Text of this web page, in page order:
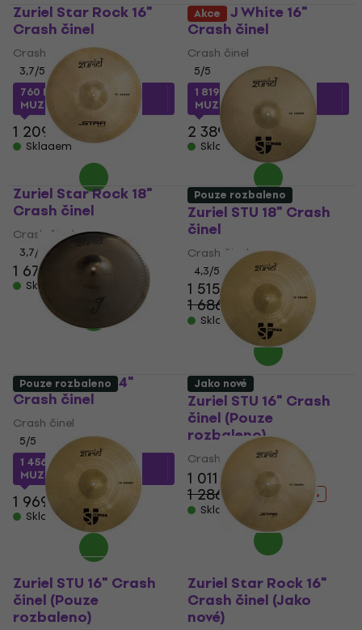
Zuriel Star Rock 16"
Crash činel
Crash činel
3,7/5
760 Kč
s kódem
MUZMUZ-35
1 209 Kč
Skladem
Zuriel J White 16"
Crash činel
Crash činel
5/5
1 819 Kč
s kódem
MUZMUZ-20
2 389 Kč
Skladem
Zuriel Star Rock 18"
Crash činel
Crash činel
3,7/5
1 675 Kč
Skladem
Akce
Zuriel STU 18" Crash
činel
Crash činel
4,3/5
1 515 Kč
1 686 Kč
- 10 %
Skladem
Zuriel J White 14"
Crash činel
Crash činel
5/5
1 456 Kč
s kódem
MUZMUZ-25
1 969 Kč
Skladem
Pouze rozbaleno
Zuriel STU 16" Crash
činel (Pouze
rozbaleno)
Crash činel
1 011 Kč
1 286,01 Kč
- 21 %
Skladem
Pouze rozbaleno
Zuriel STU 16" Crash
činel (Pouze
rozbaleno)
Jako nové
Zuriel Star Rock 16"
Crash činel (Jako
nové)